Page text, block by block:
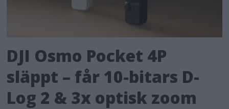
DJI Osmo Pocket 4P
släppt – får 10-bitars D-
Log 2 & 3x optisk zoom